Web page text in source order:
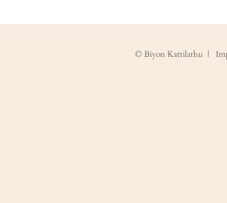
© Biyon Kattilathu |